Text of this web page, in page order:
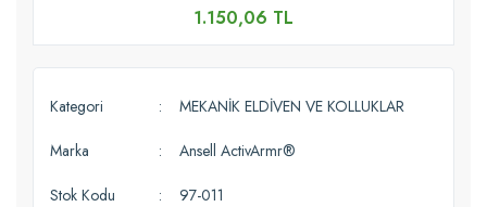
1.150,06 TL
Kategori MEKANİK ELDİVEN VE KOLLUKLAR
Marka Ansell ActivArmr®
Stok Kodu 97-011